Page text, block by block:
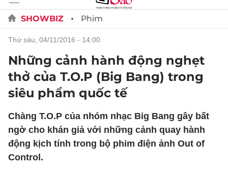
SHOWBIZ Phim
thứ sáu, 04/11/2016 - 14:00
Những cảnh hành động nghẹt
thở của T.O.P (Big Bang) trong
siêu phẩm quốc tế
Chàng T.O.P của nhóm nhạc Big Bang gây bất
ngờ cho khán giả với những cảnh quay hành
động kịch tính trong bộ phim điện ảnh Out of
Control.